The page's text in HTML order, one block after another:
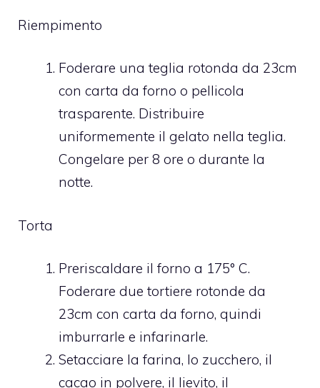
Riempimento
Foderare una teglia rotonda da 23cm
con carta da forno o pellicola
trasparente. Distribuire
uniformemente il gelato nella teglia.
Congelare per 8 ore o durante la
notte.
Torta
Preriscaldare il forno a 175° C.
Foderare due tortiere rotonde da
23cm con carta da forno, quindi
imburrarle e infarinarle.
Setacciare la farina, lo zucchero, il
cacao in polvere, il lievito, il